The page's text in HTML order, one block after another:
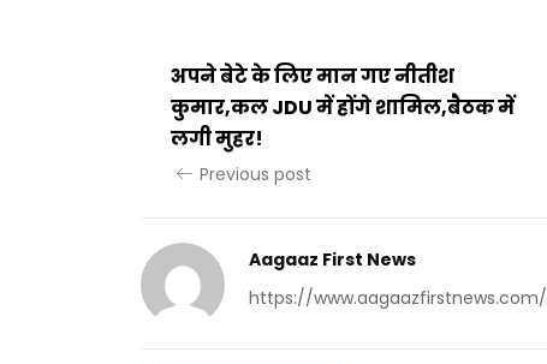
अपने बेटे के लिए मान गए नीतीश
कुमार,कल JDU में होंगे शामिल,बैठक में
लगी मुहर!
Previous post
Aagaaz First News
https://www.aagaazfirstnews.com/